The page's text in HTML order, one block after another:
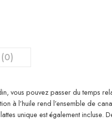
vous pouvez passer du temps
à l’huile rend l’ensemble de
unique est également incluse.